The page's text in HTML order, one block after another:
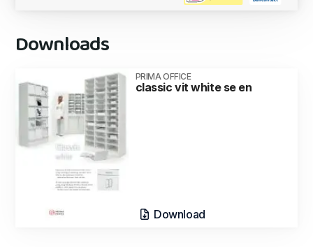
Downloads
PRIMA OFFICE
classic vit white se en
Download